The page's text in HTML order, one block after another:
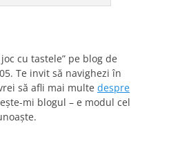
cu tastele” pe blog de
Te invit să navighezi în
să afli mai multe despre
mi blogul – e modul cel